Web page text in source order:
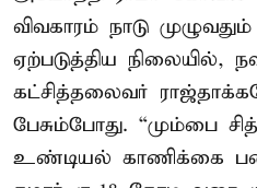
விவகாரம் நாடு
ஏற்படுத்திய நிலையில்,
கட்சித்தலைவர்
பேசும்போது. “மும்பை
உண்டியல் காணிக்கை